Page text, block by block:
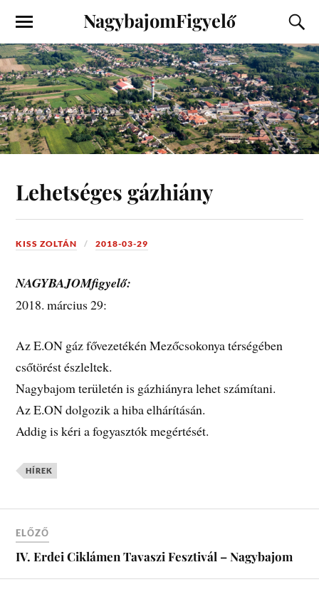
NagybajomFigyelő
Lehetséges gázhiány
KISS ZOLTÁN 2018-03-29
NAGYBAJOMfigyelő:
2018. március 29:
Az E.ON gáz fővezetékén Mezőcsokonya térségében
csőtörést észleltek.
Nagybajom területén is gázhiányra lehet számítani.
Az E.ON dolgozik a hiba elhárításán.
Addig is kéri a fogyasztók megértését.
HÍREK
ELŐZŐ
IV. Erdei Ciklámen Tavaszi Fesztivál – Nagybajom